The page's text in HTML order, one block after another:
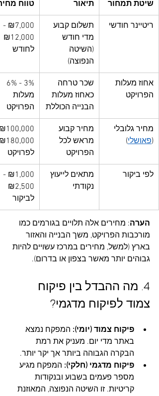
שיטת תמחור תיאור טווח
ריטיינר חודשי
תשלום קבוע
מדי חודש
(השיטה
הנפוצה)
₪7,000 -
לחודש
אחוז מעלות
הפרויקט
שכר טרחה
כאחוז מעלות
הבנייה הכוללת
מעלות
הפרויקט
מחיר גלובלי
(פאושלי)
מחיר קבוע
מראש לכל
הפרויקט
לפרויקט
לפי ביקור
מתאים לייעוץ
נקודתי
₪1,000 -
לביקור
הערה: מחירים אלה תלויים בגורמים כמו
מורכבות הפרויקט, משך הבנייה והאזור
בארץ (למשל, מחירים במרכז עשויים להיות
גבוהים יותר מאשר בצפון או בדרום).
4. מה ההבדל בין פיקוח
צמוד לפיקוח מדגמי?
פיקוח צמוד (יומי): המפקח נמצא
באתר מדי יום. מעניק את רמת
הבקרה הגבוהה ביותר אך יקר יותר.
פיקוח מדגמי (חלקי): המפקח מגיע
מספר פעמים בשבוע ובנקודות
קריטיות. זו השיטה הנפוצה, המאוזנת